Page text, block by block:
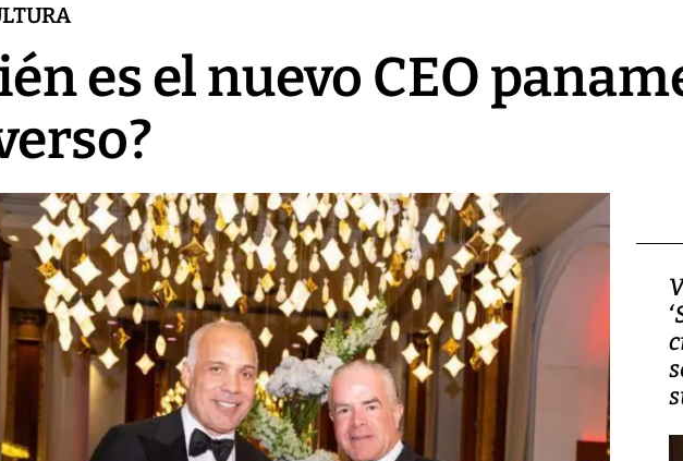
es el nuevo CEO
Video, Japón: Terremoto
deja heridos y graves
daños en Kumamoto